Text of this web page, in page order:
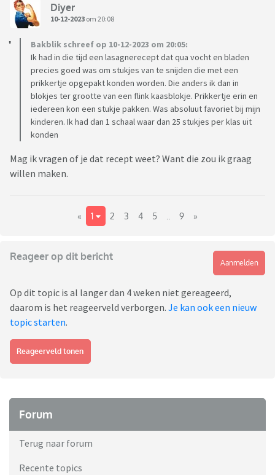
Diyer
10-12-2023 om 20:08
Bakblik schreef op 10-12-2023 om 20:05:
Ik had in die tijd een lasagnerecept dat qua vocht en bladen
precies goed was om stukjes van te snijden die met een
prikkertje opgepakt konden worden. Die anders ik dan in
blokjes ter grootte van een flink kaasblokje. Prikkertje erin en
iedereen kon een stukje pakken. Was absoluut favoriet bij mijn
kinderen. Ik had dan 1 schaal waar dan 25 stukjes per klas uit
konden
Mag ik vragen of je dat recept weet? Want die zou ik graag
willen maken.
« 1 2 3 4 5 9 »
Reageer op dit bericht
Aanmelden
Op dit topic is al langer dan 4 weken niet gereageerd,
daarom is het reageerveld verborgen. Je kan ook een nieuw
topic starten.
Reageerveld tonen
Forum
Terug naar forum
Recente topics